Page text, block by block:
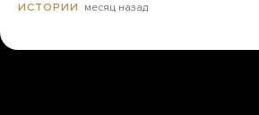
ИСТОРИИ месяц назад